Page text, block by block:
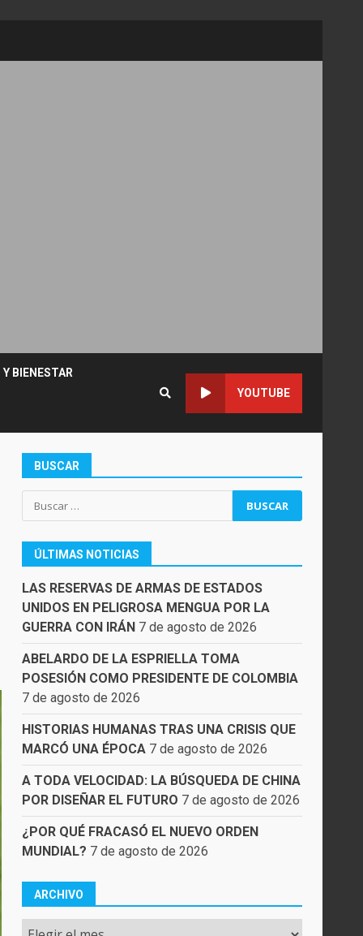
BIENESTAR
YOUTUBE
BUSCAR
Buscar:
ÚLTIMAS NOTICIAS
LAS RESERVAS DE ARMAS DE ESTADOS
UNIDOS EN PELIGROSA MENGUA POR LA
GUERRA CON IRÁN 7 de agosto de 2026
ABELARDO DE LA ESPRIELLA TOMA
POSESIÓN COMO PRESIDENTE DE COLOMBIA
7 de agosto de 2026
HISTORIAS HUMANAS TRAS UNA CRISIS QUE
MARCÓ UNA ÉPOCA 7 de agosto de 2026
A TODA VELOCIDAD: LA BÚSQUEDA DE CHINA
POR DISEÑAR EL FUTURO 7 de agosto de 2026
¿POR QUÉ FRACASÓ EL NUEVO ORDEN
MUNDIAL? 7 de agosto de 2026
ARCHIVO
Archivo